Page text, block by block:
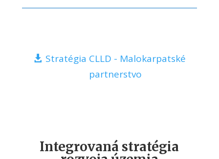
Stratégia CLLD - Malokarpatské
partnerstvo
Integrovaná stratégia